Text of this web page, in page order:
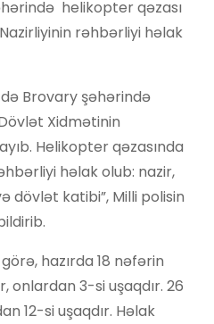
helikopter qəzası
rəhbərliyi həlak
də Brovary şəhərində
Xidmətinin
Helikopter qəzasında
həlak olub: nazir,
dövlət katibi”, Milli polisin
hazırda 18 nəfərin
onlardan 3-si uşaqdır. 26
12-si uşaqdır. Həlak